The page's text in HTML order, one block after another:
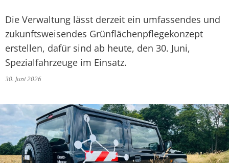
Die Verwaltung lässt derzeit ein umfassendes und
zukunftsweisendes Grünflächenpflegekonzept
erstellen, dafür sind ab heute, den 30. Juni,
Spezialfahrzeuge im Einsatz.
30. Juni 2026